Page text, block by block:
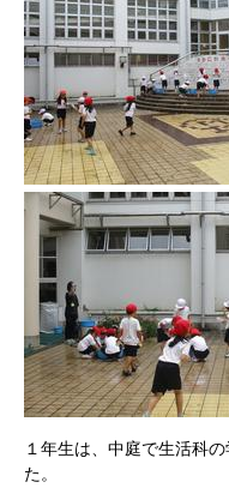
１年生は、中庭で生活科
た。